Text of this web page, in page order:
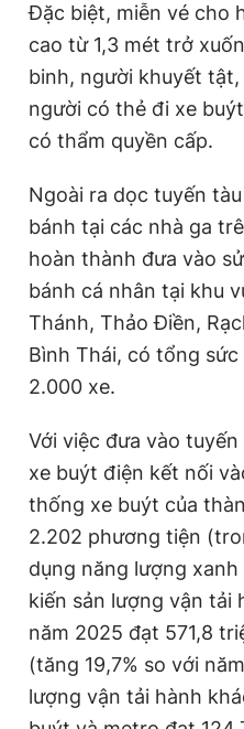
Đặc biệt, miễn vé cho
cao từ 1,3 mét trở
binh, người khuyết
người có thẻ đi xe
có thẩm quyền cấp.
Ngoài ra dọc tuyến
bánh tại các nhà ga
hoàn thành đưa vào
bánh cá nhân tại khu
Thánh, Thảo Điền,
Bình Thái, có tổng
2.000 xe.
Với việc đưa vào
xe buýt điện kết nối
thống xe buýt của
2.202 phương tiện
dụng năng lượng xanh
kiến sản lượng vận tải
năm 2025 đạt 571,8
(tăng 19,7% so với
lượng vận tải hành